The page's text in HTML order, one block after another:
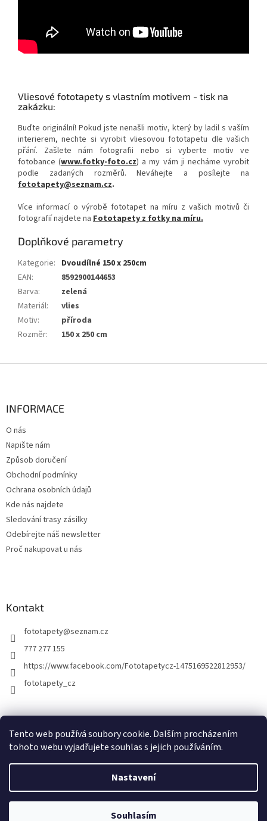
Tento web používá soubory cookie. Dalším procházením
tohoto webu vyjadřujete souhlas s jejich používáním.
Nastavení
Souhlasím
Vliesové fototapety s vlastním motivem - tisk na
zakázku:
Buďte originální! Pokud jste nenašli motiv, který by ladil s vaším
interierem, nechte si vyrobit vliesovou fototapetu dle vašich
přání. Zašlete nám fotografii nebo si vyberte motiv ve
fotobance (www.fotky-foto.cz) a my vám ji necháme vyrobit
podle zadaných rozměrů. Neváhejte a posílejte na
fototapety@seznam.cz.
Více informací o výrobě fototapet na míru z vašich motivů či
fotografií najdete na Fototapety z fotky na míru.
Doplňkové parametry
Kategorie: Dvoudílné 150 x 250cm
EAN:
8592900144653
Barva:
zelená
Materiál:
vlies
Motiv:
příroda
Rozměr: 150 x 250 cm
INFORMACE
O nás
Napište nám
Způsob doručení
Obchodní podmínky
Ochrana osobních údajů
Kde nás najdete
Sledování trasy zásilky
Odebírejte náš newsletter
Proč nakupovat u nás
Kontakt
fototapety@seznam.cz
777 277 155
https://www.facebook.com/Fototapetycz-1475169522812953/
fototapety_cz
Vytvořil Shoptet
FOTOTAPETY.CZ. Všechna práva vyhrazena.